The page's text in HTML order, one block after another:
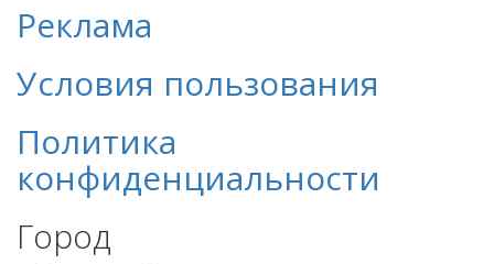
Реклама
Условия пользования
Политика
конфиденциальности
Город